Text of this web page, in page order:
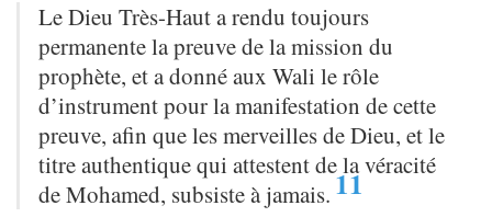
Le Dieu Très-Haut a rendu toujours
permanente la preuve de la mission du
prophète, et a donné aux Wali le rôle
d’instrument pour la manifestation de cette
preuve, afin que les merveilles de Dieu, et le
titre authentique qui attestent de la véracité
de Mohamed, subsiste à jamais.11